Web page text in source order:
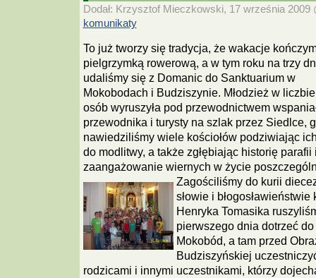
Dodał: Krzysztof Mieczkowski, 17 września 2009
komunikaty
To już tworzy się tradycja, że wakacje
pielgrzymką rowerową, a w tym roku na trzy
udaliśmy się z Domanic do Sanktuarium w
Mokobodach i Budziszynie. Młodzież w
osób wyruszyła pod przewodnictwem
przewodnika i turysty na szlak przez Siedlce,
nawiedziliśmy wiele kościołów podziwiając
do modlitwy, a także zgłębiając historię parafii
zaangażowanie wiernych w życie
Zagościliśmy do kurii
słowie i
Henryka Tomasika
pierwszego dnia dotrzeć
Mokobód, a tam przed
Budziszyńskiej
rodzicami i innymi uczestnikami, którzy